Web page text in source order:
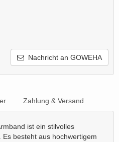
Nachricht an GOWEHA
Zahlung & Versand
ist ein stilvolles
Es besteht aus hochwertigem